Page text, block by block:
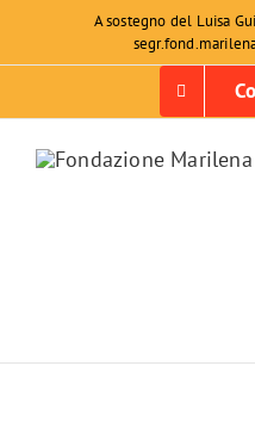
A sostegno del Luisa